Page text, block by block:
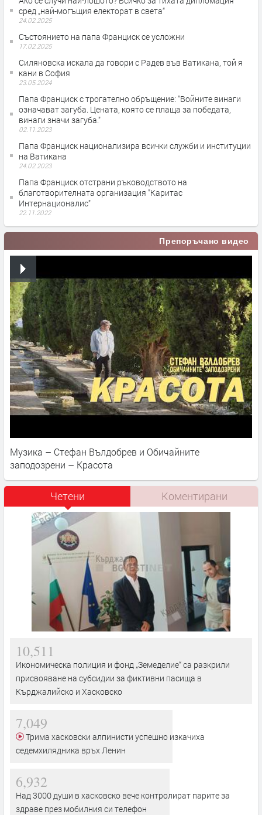
сред „най-могъщия електорат в света“
24.02.2025
Състоянието на папа Франциск се усложни
17.02.2025
Силяновска искала да говори с Радев във Ватикана, той я
кани в София
23.05.2024
Папа Франциск с трогателно обръщение: "Войните винаги
означават загуба. Цената, която се плаща за победата,
винаги значи загуба."
02.11.2023
Папа Франциск национализира всички служби и институции
на Ватикана
24.02.2023
Папа Франциск отстрани ръководството на
благотворителната организация "Каритас
Интернационалис"
22.11.2022
Препоръчано видео
Музика – Стефан Вълдобрев и Обичайните
заподозрени – Красота
Четени Коментирани
10,511
Икономическа полиция и фонд „Земеделие“ са разкрили
присвояване на субсидии за фиктивни пасища в
Кърджалийско и Хасковско
7,049
седемхилядника връх Ленин
6,932
Над 3000 души в хасковско вече контролират парите за
здраве през мобилния си телефон